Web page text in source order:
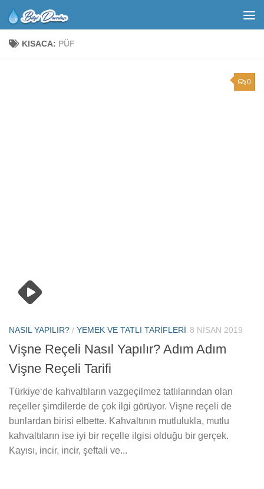
KISACA: PÜF
0
NASIL YAPILIR? / YEMEK VE TATLI TARIFLERI 8 NISAN 2019
Vişne Reçeli Nasıl Yapılır? Adım Adım
Vişne Reçeli Tarifi
Türkiye‘de kahvaltıların vazgeçilmez tatlılarından olan
reçeller şimdilerde de çok ilgi görüyor. Vişne reçeli de
bunlardan birisi elbette. Kahvaltının mutlulukla, mutlu
kahvaltıların ise iyi bir reçelle ilgisi olduğu bir gerçek.
Kayısı, incir, incir, şeftali ve...